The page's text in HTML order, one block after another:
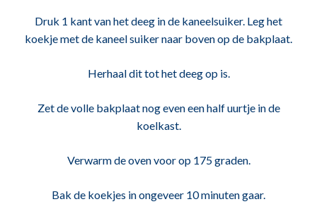
Druk 1 kant van het deeg in de kaneelsuiker. Leg het
koekje met de kaneel suiker naar boven op de bakplaat.
Herhaal dit tot het deeg op is.
Zet de volle bakplaat nog even een half uurtje in de
koelkast.
Verwarm de oven voor op 175 graden.
Bak de koekjes in ongeveer 10 minuten gaar.